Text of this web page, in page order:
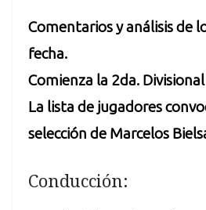
Comentarios y análisis de
fecha.
Comienza la 2da.
La lista de jugadores
selección de Marcelos
Conducción: